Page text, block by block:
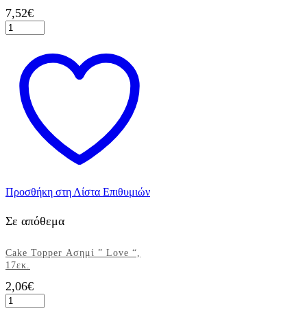
7,52€
Ποτηράκια
θήκες
ρεσώ-
4τεμ.
ποσότητα
Προσθήκη στη Λίστα Επιθυμιών
Σε απόθεμα
Cake Topper Ασημί ” Love “,
17εκ.
2,06€
Cake
Topper